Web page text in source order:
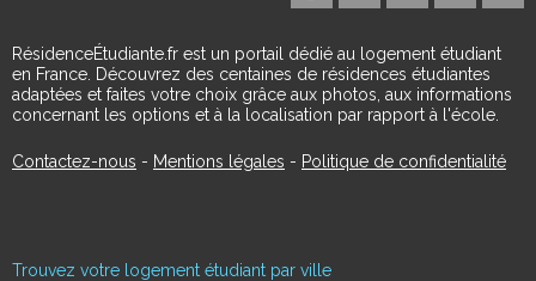
RésidenceÉtudiante.fr est un portail dédié au logement étudiant
en France. Découvrez des centaines de résidences étudiantes
adaptées et faites votre choix grâce aux photos, aux informations
concernant les options et à la localisation par rapport à l'école.
Contactez-nous - Mentions légales - Politique de confidentialité
Trouvez votre logement étudiant par ville